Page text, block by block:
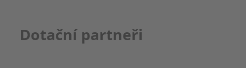
Dotační partneři